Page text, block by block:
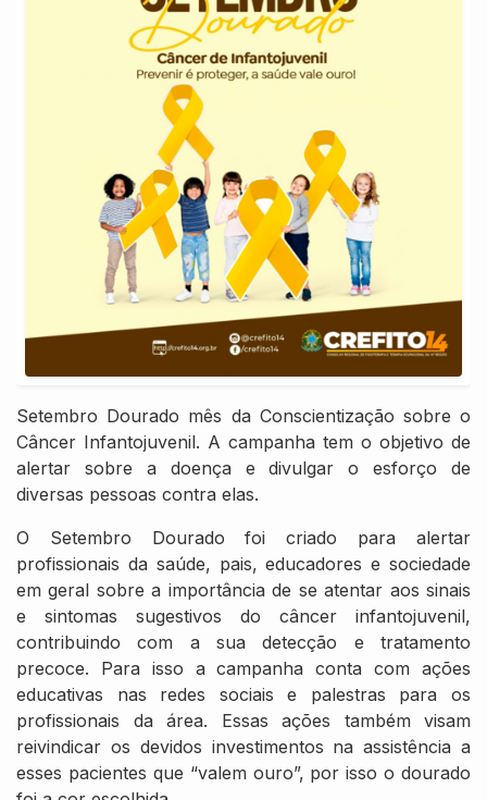
Setembro Dourado mês da Conscientização sobre o
Câncer Infantojuvenil. A campanha tem o objetivo de
alertar sobre a doença e divulgar o esforço de
diversas pessoas contra elas.
O Setembro Dourado foi criado para alertar
profissionais da saúde, pais, educadores e sociedade
em geral sobre a importância de se atentar aos sinais
e sintomas sugestivos do câncer infantojuvenil,
contribuindo com a sua detecção e tratamento
precoce. Para isso a campanha conta com ações
educativas nas redes sociais e palestras para os
profissionais da área. Essas ações também visam
reivindicar os devidos investimentos na assistência a
esses pacientes que “valem ouro”, por isso o dourado